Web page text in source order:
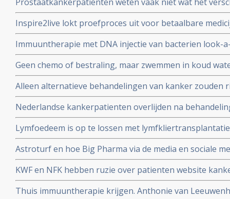
kanker veroorzaken.
behandelingsopties voor hun eigen situatie met niet
realiseren zich onvoldoende wat de verschillende
zijn
Inspire2live lokt proefproces uit voor betaalbare
patentrecht: wat gaat voor?
Immuuntherapie met DNA injectie van bacterien look-
melanomen geeft uitstekende resultaten in
activering van immuunsysteem
Geen chemo of bestraling, maar zwemmen in koud
kiezen voor niet toxische aanpak, door NRC
Alleen alternatieve behandelingen van kanker zouden
hoger maken dan reguliere behandelingen.
Nederlandse kankerpatienten overlijden na
Ross in Bracht Duitsland.
Lymfoedeem is op te lossen met
borstkankerpatient Mirjam Bosgraaf in de Volkskrant
Astroturf en hoe Big Pharma via de media en sociale
misleidt en manipuleert. Zie de TEDtalk van Sheryll
KWF en NFK hebben ruzie over patienten website
dupe te worden van machtstrijd aldus de Volkskrant
Thuis immuuntherapie krijgen. Anthonie van